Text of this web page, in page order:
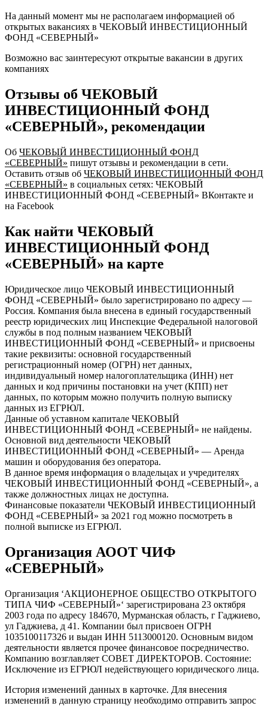
На данный момент мы не располагаем информацией об
открытых вакансиях в ЧЕКОВЫЙ ИНВЕСТИЦИОННЫЙ
ФОНД «СЕВЕРНЫЙ»
Возможно вас заинтересуют открытые вакансии в других
компаниях
Отзывы об ЧЕКОВЫЙ
ИНВЕСТИЦИОННЫЙ ФОНД
«СЕВЕРНЫЙ», рекомендации
Об ЧЕКОВЫЙ ИНВЕСТИЦИОННЫЙ ФОНД
«СЕВЕРНЫЙ» пишут отзывы и рекомендации в сети.
Оставить отзыв об ЧЕКОВЫЙ ИНВЕСТИЦИОННЫЙ ФОНД
«СЕВЕРНЫЙ» в социальных сетях: ЧЕКОВЫЙ
ИНВЕСТИЦИОННЫЙ ФОНД «СЕВЕРНЫЙ» ВКонтакте и
на Facebook
Как найти ЧЕКОВЫЙ
ИНВЕСТИЦИОННЫЙ ФОНД
«СЕВЕРНЫЙ» на карте
Юридическое лицо ЧЕКОВЫЙ ИНВЕСТИЦИОННЫЙ
ФОНД «СЕВЕРНЫЙ» было зарегистрировано по адресу —
Россия. Компания была внесена в единый государственный
реестр юридических лиц Инспекцие Федеральной налоговой
службы в под полным названием ЧЕКОВЫЙ
ИНВЕСТИЦИОННЫЙ ФОНД «СЕВЕРНЫЙ» и присвоены
такие реквизиты: основной государственный
регистрационный номер (ОГРН) нет данных,
индивидуальный номер налогоплательщика (ИНН) нет
данных и код причины постановки на учет (КПП) нет
данных, по которым можно получить полную выписку
данных из ЕГРЮЛ.
Данные об уставном капитале ЧЕКОВЫЙ
ИНВЕСТИЦИОННЫЙ ФОНД «СЕВЕРНЫЙ» не найдены.
Основной вид деятельности ЧЕКОВЫЙ
ИНВЕСТИЦИОННЫЙ ФОНД «СЕВЕРНЫЙ» — Аренда
машин и оборудования без оператора.
В данное время информация о владельцах и учредителях
ЧЕКОВЫЙ ИНВЕСТИЦИОННЫЙ ФОНД «СЕВЕРНЫЙ», а
также должностных лицах не доступна.
Финансовые показатели ЧЕКОВЫЙ ИНВЕСТИЦИОННЫЙ
ФОНД «СЕВЕРНЫЙ» за 2021 год можно посмотреть в
полной выписке из ЕГРЮЛ.
Организация АООТ ЧИФ
«СЕВЕРНЫЙ»
Организация ‘АКЦИОНЕРНОЕ ОБЩЕСТВО ОТКРЫТОГО
ТИПА ЧИФ «СЕВЕРНЫЙ»‘ зарегистрирована 23 октября
2003 года по адресу 184670, Мурманская область, г Гаджиево,
ул Гаджиева, д 41. Компании был присвоен ОГРН
1035100117326 и выдан ИНН 5113000120. Основным видом
деятельности является прочее финансовое посредничество.
Компанию возглавляет СОВЕТ ДИРЕКТОРОВ. Состояние:
Исключение из ЕГРЮЛ недействующего юридического лица.
История изменений данных в карточке. Для внесения
изменений в данную страницу необходимо отправить запрос